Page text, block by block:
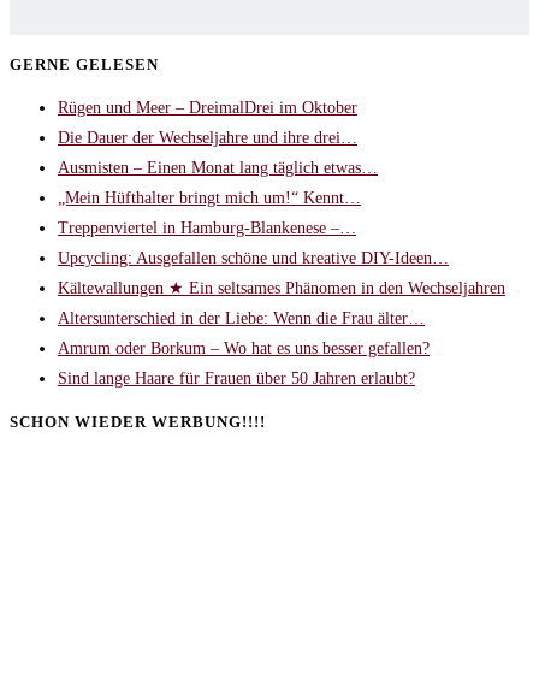
GERNE GELESEN
Rügen und Meer – DreimalDrei im Oktober
Die Dauer der Wechseljahre und ihre drei…
Ausmisten – Einen Monat lang täglich etwas…
„Mein Hüfthalter bringt mich um!“ Kennt…
Treppenviertel in Hamburg-Blankenese –…
Upcycling: Ausgefallen schöne und kreative DIY-Ideen…
Kältewallungen ★ Ein seltsames Phänomen in den Wechseljahren
Altersunterschied in der Liebe: Wenn die Frau älter…
Amrum oder Borkum – Wo hat es uns besser gefallen?
Sind lange Haare für Frauen über 50 Jahren erlaubt?
SCHON WIEDER WERBUNG!!!!